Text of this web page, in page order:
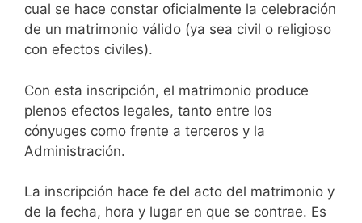
cual se hace constar oficialmente la celebración
de un matrimonio válido (ya sea civil o religioso
con efectos civiles).
Con esta inscripción, el matrimonio produce
plenos efectos legales, tanto entre los
cónyuges como frente a terceros y la
Administración.
La inscripción hace fe del acto del matrimonio y
de la fecha, hora y lugar en que se contrae. Es